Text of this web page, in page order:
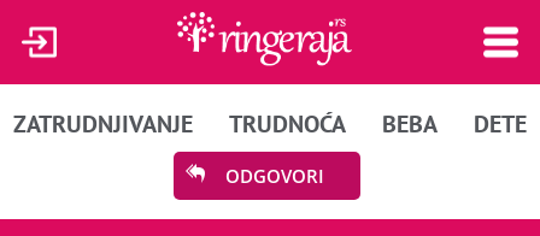
ZATRUDNJIVANJE TRUDNOĆA BEBA DETE
ODGOVORI